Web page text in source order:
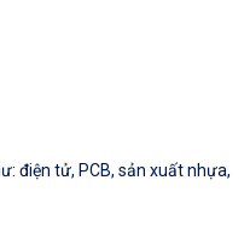
điện tử, PCB, sản xuất nhựa,